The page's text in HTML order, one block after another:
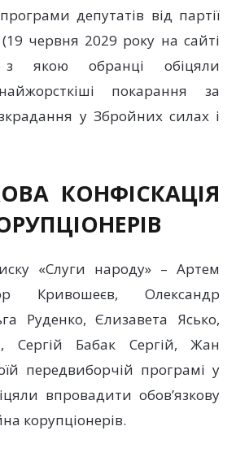
депутатів від партії
червня 2029 року на сайті
якою обранці обіцяли
покарання за
у Збройних силах і
КОНФІСКАЦІЯ
«Слуги народу» – Артем
Кривошеєв, Олександр
Руденко, Єлизавета Ясько,
Сергій Бабак Сергій, Жан
передвиборчій програмі у
впровадити обов’язкову
корупціонерів.